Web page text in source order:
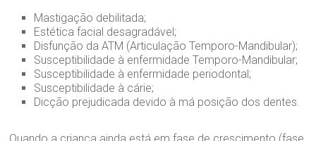
Mastigação debilitada;
Estética facial desagradável;
Disfunção da ATM (Articulação Temporo-Mandibular);
Susceptibilidade à enfermidade Temporo-Mandibular;
Susceptibilidade à enfermidade periodontal;
Susceptibilidade à cárie;
Dicção prejudicada devido à má posição dos dentes.